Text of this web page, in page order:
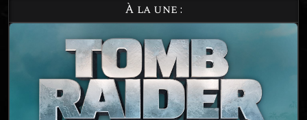
À la une :